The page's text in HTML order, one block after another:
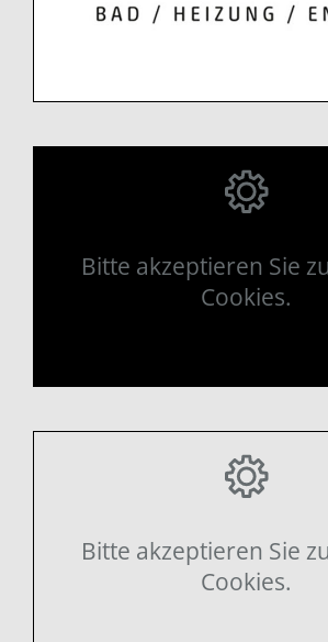
Bitte akzeptieren Sie
Cookies.
Bitte akzeptieren Sie
Cookies.